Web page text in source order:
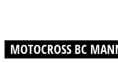
MOTOCROSS BC